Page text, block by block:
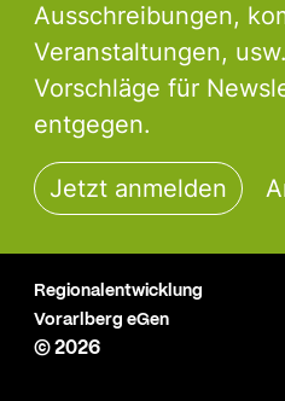
Ausschreibungen,
Veranstaltungen,
Vorschläge für
entgegen.
Jetzt anmelden
Regionalentwicklung
Vorarlberg eGen
© 2026